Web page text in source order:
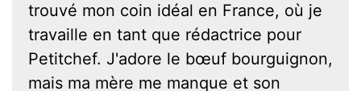
trouvé mon coin idéal en France, où je
travaille en tant que rédactrice pour
Petitchef. J'adore le bœuf bourguignon,
mais ma mère me manque et son